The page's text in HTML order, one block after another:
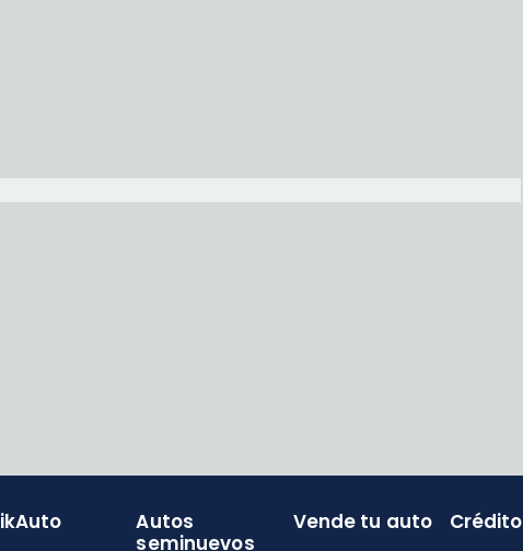
Autos
seminuevos
Vende tu auto Crédito